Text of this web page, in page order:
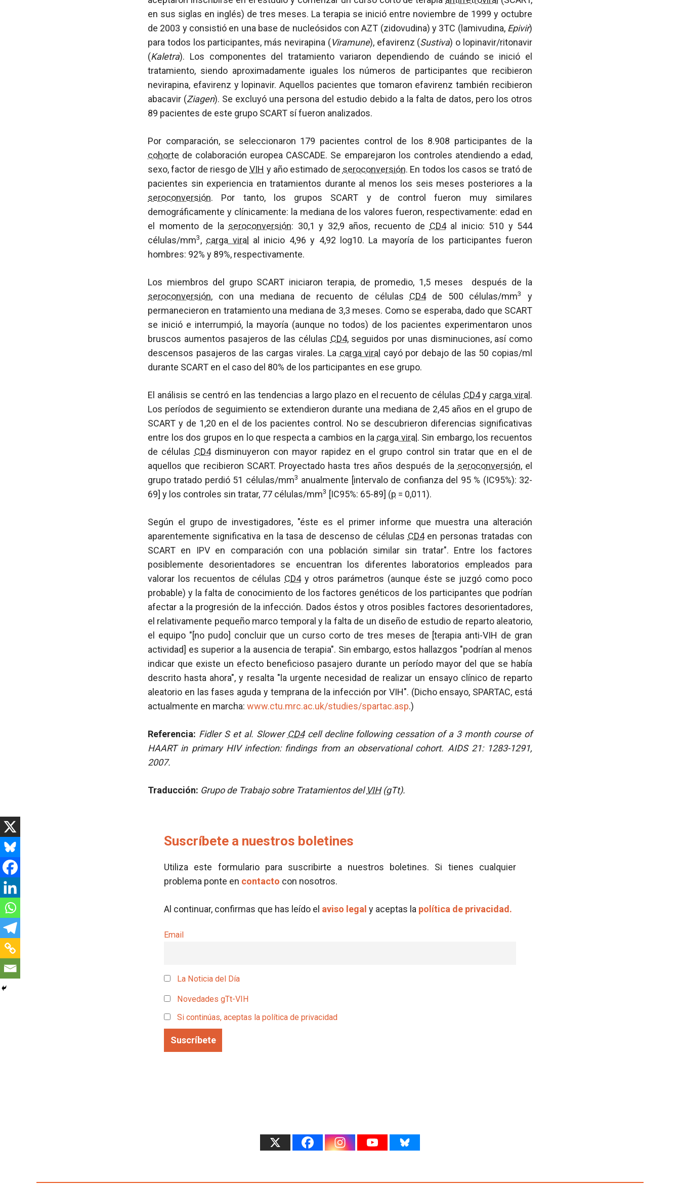
en sus siglas en inglés) de tres meses. La terapia se inició entre noviembre de 1999 y octubre
de 2003 y consistió en una base de nucleósidos con AZT (zidovudina) y 3TC (lamivudina, Epivir)
para todos los participantes, más nevirapina (Viramune), efavirenz (Sustiva) o lopinavir/ritonavir
(Kaletra). Los componentes del tratamiento variaron dependiendo de cuándo se inició el
tratamiento, siendo aproximadamente iguales los números de participantes que recibieron
nevirapina, efavirenz y lopinavir. Aquellos pacientes que tomaron efavirenz también recibieron
abacavir (Ziagen). Se excluyó una persona del estudio debido a la falta de datos, pero los otros
89 pacientes de este grupo SCART sí fueron analizados.
Por comparación, se seleccionaron 179 pacientes control de los 8.908 participantes de la
cohorte de colaboración europea CASCADE. Se emparejaron los controles atendiendo a edad,
sexo, factor de riesgo deVIH y año estimado de seroconversión. En todos los casos se trató de
pacientes sin experiencia en tratamientos durante al menos los seis meses posteriores a la
seroconversión. Por tanto, los grupos SCART y de control fueron muy similares
demográficamente y clínicamente: la mediana de los valores fueron, respectivamente: edad en
el momento de la seroconversión: 30,1 y 32,9 años, recuento de CD4al inicio: 510 y 544
células/mm3, carga viral
al inicio 4,96 y 4,92 log10. La mayoría de los participantes fueron
hombres: 92% y 89%, respectivamente.
Los miembros del grupo SCART iniciaron terapia, de promedio, 1,5 meses después de la
seroconversión, con una mediana de recuento de células CD4de 500 células/mm3
y
permanecieron en tratamiento una mediana de 3,3 meses. Como se esperaba, dado que SCART
se inició e interrumpió, la mayoría (aunque no todos) de los pacientes experimentaron unos
bruscos aumentos pasajeros de las células CD4, seguidos por unas disminuciones, así como
descensos pasajeros de las cargas virales. La carga viral cayó por debajo de las 50 copias/ml
durante SCART en el caso del 80% de los participantes en ese grupo.
El análisis se centró en las tendencias a largo plazo en el recuento de células CD4y carga viral .
Los períodos de seguimiento se extendieron durante una mediana de 2,45 años en el grupo de
SCART y de 1,20 en el de los pacientes control. No se descubrieron diferencias significativas
entre los dos grupos en lo que respecta a cambios en la carga viral . Sin embargo, los recuentos
de células CD4disminuyeron con mayor rapidez en el grupo control sin tratar que en el de
aquellos que recibieron SCART. Proyectado hasta tres años después de la seroconversión, el
grupo tratado perdió 51 células/mm3 anualmente [intervalo de confianza del 95 % (IC95%): 32-
69] y los controles sin tratar, 77 células/mm3 [IC95%: 65-89] (p = 0,011).
Según el grupo de investigadores, "éste es el primer informe que muestra una alteración
aparentemente significativa en la tasa de descenso de células CD4en personas tratadas con
SCART en IPV en comparación con una población similar sin tratar". Entre los factores
posiblemente desorientadores se encuentran los diferentes laboratorios empleados para
valorar los recuentos de células CD4y otros parámetros (aunque éste se juzgó como poco
probable) y la falta de conocimiento de los factores genéticos de los participantes que podrían
afectar a la progresión de la infección. Dados éstos y otros posibles factores desorientadores,
el relativamente pequeño marco temporal y la falta de un diseño de estudio de reparto aleatorio,
el equipo "[no pudo] concluir que un curso corto de tres meses de [terapia anti-VIH de gran
actividad] es superior a la ausencia de terapia". Sin embargo, estos hallazgos "podrían al menos
indicar que existe un efecto beneficioso pasajero durante un período mayor del que se había
descrito hasta ahora", y resalta "la urgente necesidad de realizar un ensayo clínico de reparto
aleatorio en las fases aguda y temprana de la infección por VIH". (Dicho ensayo, SPARTAC, está
actualmente en marcha: www.ctu.mrc.ac.uk/studies/spartac.asp.)
Referencia: Fidler S et al. Slower CD4cell decline following cessation of a 3 month course of
HAART in primary HIV infection: findings from an observational cohort. AIDS 21: 1283-1291,
2007.
Traducción: Grupo de Trabajo sobre Tratamientos delVIH(gTt).
Suscríbete a nuestros boletines
Utiliza este formulario para suscribirte a nuestros boletines. Si tienes cualquier
problema ponte en contacto con nosotros.
Al continuar, confirmas que has leído el aviso legal y aceptas la política de privacidad.
Email
La Noticia del Día
Novedades gTt-VIH
Si continúas, aceptas la política de privacidad